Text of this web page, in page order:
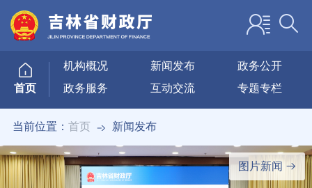
首页
机构概况 新闻发布
政务公开
政务服务
互动交流 专题专栏
当前位置：首页 新闻发布
图片新闻